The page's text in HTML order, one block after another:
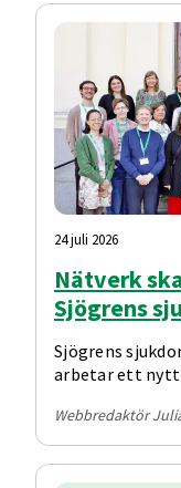
24 juli 2026
Nätverk
Sjögrens
Sjögrens
arbetar ett nytt
hela landet.
Webbredaktör